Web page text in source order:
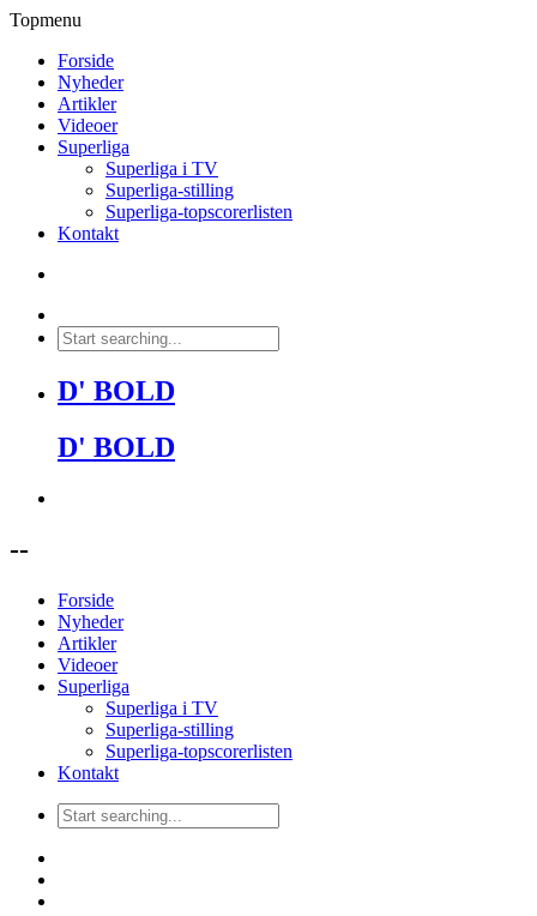
Topmenu
Forside
Nyheder
Artikler
Videoer
Superliga
Superliga i TV
Superliga-stilling
Superliga-topscorerlisten
Kontakt
D' BOLD
D' BOLD
--
Forside
Nyheder
Artikler
Videoer
Superliga
Superliga i TV
Superliga-stilling
Superliga-topscorerlisten
Kontakt